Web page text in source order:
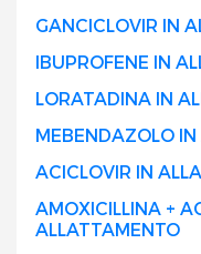
GANCICLOVIR IN
IBUPROFENE IN
LORATADINA IN
MEBENDAZOLO
ACICLOVIR IN
AMOXICILLINA +
ALLATTAMENTO